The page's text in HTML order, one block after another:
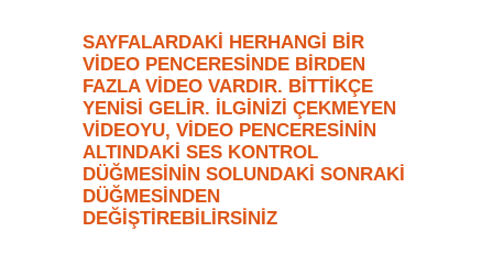
SAYFALARDAKİ HERHANGİ BİR
VİDEO PENCERESİNDE BİRDEN
FAZLA VİDEO VARDIR. BİTTİKÇE
YENİSİ GELİR. İLGİNİZİ ÇEKMEYEN
VİDEOYU, VİDEO PENCERESİNİN
ALTINDAKİ SES KONTROL
DÜĞMESİNİN SOLUNDAKİ SONRAKİ
DÜĞMESİNDEN
DEĞİŞTİREBİLİRSİNİZ